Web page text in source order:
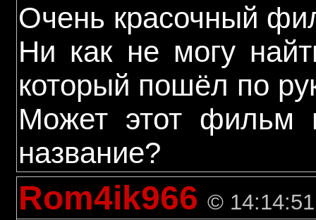
Очень красочный
Ни как не могу
который пошёл по
Может этот фильм
название?
Rom4ik966 ©